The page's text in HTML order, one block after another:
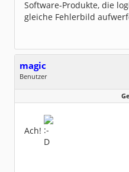
Software-Produkte, die
gleiche Fehlerbild
magic
Benutzer
Geschlecht:
keine Angabe
Dabei seit:
07 / 2009
Ach!